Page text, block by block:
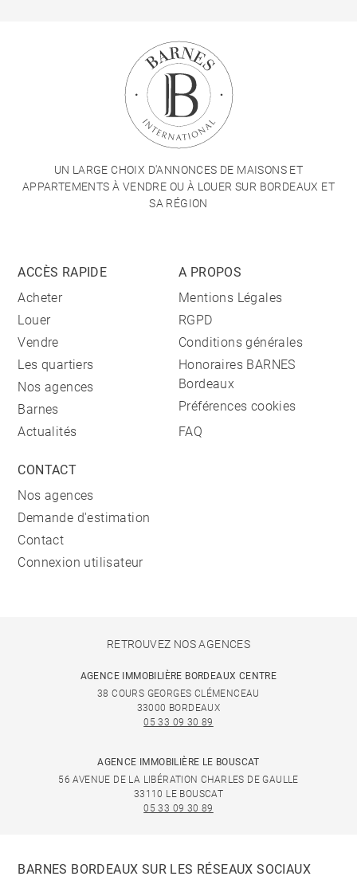
UN LARGE CHOIX D'ANNONCES DE MAISONS ET
APPARTEMENTS À VENDRE OU À LOUER SUR BORDEAUX ET
SA RÉGION
ACCÈS RAPIDE
Acheter
Louer
Vendre
Les quartiers
Nos agences
Barnes
Actualités
A PROPOS
Mentions Légales
RGPD
Conditions générales
Honoraires BARNES
Bordeaux
Préférences cookies
FAQ
CONTACT
Nos agences
Demande d'estimation
Contact
Connexion utilisateur
RETROUVEZ NOS AGENCES
AGENCE IMMOBILIÈRE BORDEAUX CENTRE
38 COURS GEORGES CLÉMENCEAU
33000 BORDEAUX
05 33 09 30 89
AGENCE IMMOBILIÈRE LE BOUSCAT
56 AVENUE DE LA LIBÉRATION CHARLES DE GAULLE
33110 LE BOUSCAT
05 33 09 30 89
BARNES BORDEAUX SUR LES RÉSEAUX SOCIAUX